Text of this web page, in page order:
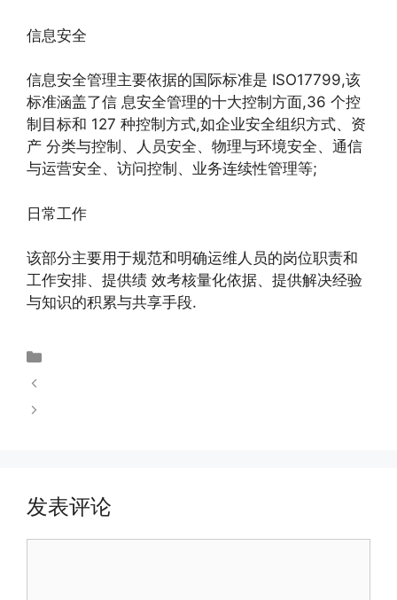
信息安全
信息安全管理主要依据的国际标准是 ISO17799,该
标准涵盖了信 息安全管理的十大控制方面,36 个控
制目标和 127 种控制方式,如企业安全组织方式、资
产 分类与控制、人员安全、物理与环境安全、通信
与运营安全、访问控制、业务连续性管理等;
日常工作
该部分主要用于规范和明确运维人员的岗位职责和
工作安排、提供绩 效考核量化依据、提供解决经验
与知识的积累与共享手段.
发表评论